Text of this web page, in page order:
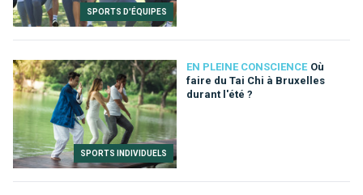
SPORTS D'ÉQUIPES
SPORTS INDIVIDUELS
EN PLEINE CONSCIENCE Où
faire du Tai Chi à Bruxelles
durant l'été ?